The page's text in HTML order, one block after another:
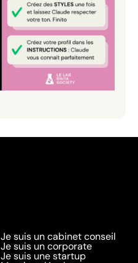
Je suis un cabinet conseil
Je suis un corporate
Je suis une startup